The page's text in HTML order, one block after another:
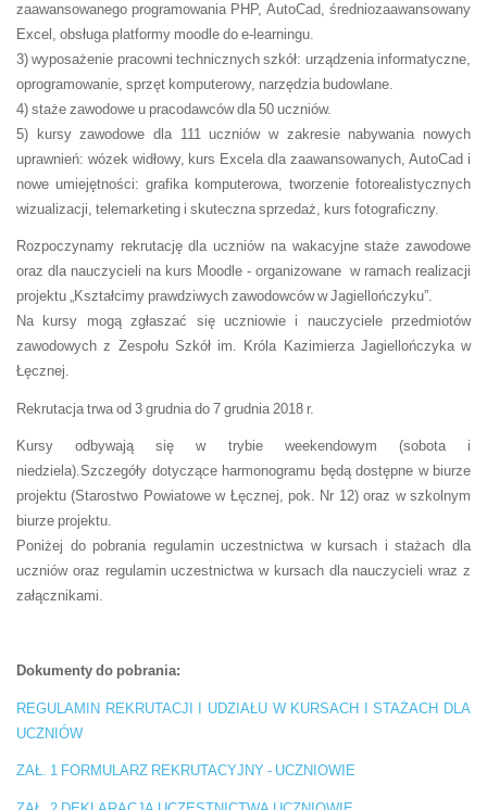
zaawansowanego programowania PHP, AutoCad, średniozaawansowany
Excel, obsługa platformy moodle do e-learningu.
3) wyposażenie pracowni technicznych szkół: urządzenia informatyczne,
oprogramowanie, sprzęt komputerowy, narzędzia budowlane.
4) staże zawodowe u pracodawców dla 50 uczniów.
5) kursy zawodowe dla 111 uczniów w zakresie nabywania nowych
uprawnień: wózek widłowy, kurs Excela dla zaawansowanych, AutoCad i
nowe umiejętności: grafika komputerowa, tworzenie fotorealistycznych
wizualizacji, telemarketing i skuteczna sprzedaż, kurs fotograficzny.
Rozpoczynamy rekrutację dla uczniów na wakacyjne staże zawodowe
oraz dla nauczycieli na kurs Moodle - organizowane w ramach realizacji
projektu „Kształcimy prawdziwych zawodowców w Jagiellończyku”.
Na kursy mogą zgłaszać się uczniowie i nauczyciele przedmiotów
zawodowych z Zespołu Szkół im. Króla Kazimierza Jagiellończyka w
Łęcznej.
Rekrutacja trwa od 3 grudnia do 7 grudnia 2018 r.
Kursy odbywają się w trybie weekendowym (sobota i
niedziela).Szczegóły dotyczące harmonogramu będą dostępne w biurze
projektu (Starostwo Powiatowe w Łęcznej, pok. Nr 12) oraz w szkolnym
biurze projektu.
Poniżej do pobrania regulamin uczestnictwa w kursach i stażach dla
uczniów oraz regulamin uczestnictwa w kursach dla nauczycieli wraz z
załącznikami.
Dokumenty do pobrania:
REGULAMIN REKRUTACJI I UDZIAŁU W KURSACH I STAŻACH DLA
UCZNIÓW
ZAŁ. 1 FORMULARZ REKRUTACYJNY - UCZNIOWIE